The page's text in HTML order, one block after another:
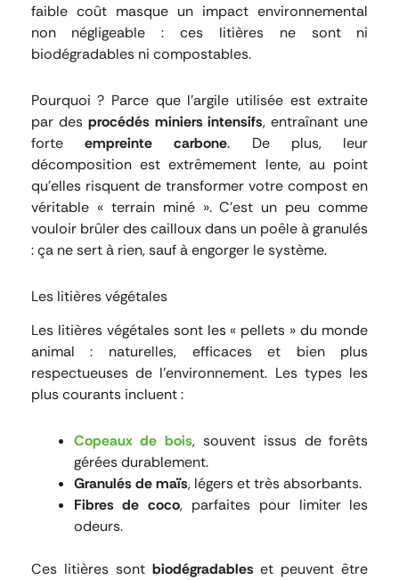
faible coût masque un impact environnemental
non négligeable : ces litières ne sont ni
biodégradables ni compostables.
Pourquoi ? Parce que l’argile utilisée est extraite
par des procédés miniers intensifs, entraînant une
forte empreinte carbone. De plus, leur
décomposition est extrêmement lente, au point
qu’elles risquent de transformer votre compost en
véritable « terrain miné ». C’est un peu comme
vouloir brûler des cailloux dans un poêle à granulés
: ça ne sert à rien, sauf à engorger le système.
Les litières végétales
Les litières végétales sont les « pellets » du monde
animal : naturelles, efficaces et bien plus
respectueuses de l’environnement. Les types les
plus courants incluent :
Copeaux de bois, souvent issus de forêts
gérées durablement.
Granulés de maïs, légers et très absorbants.
Fibres de coco, parfaites pour limiter les
odeurs.
Ces litières sont biodégradableset peuvent être